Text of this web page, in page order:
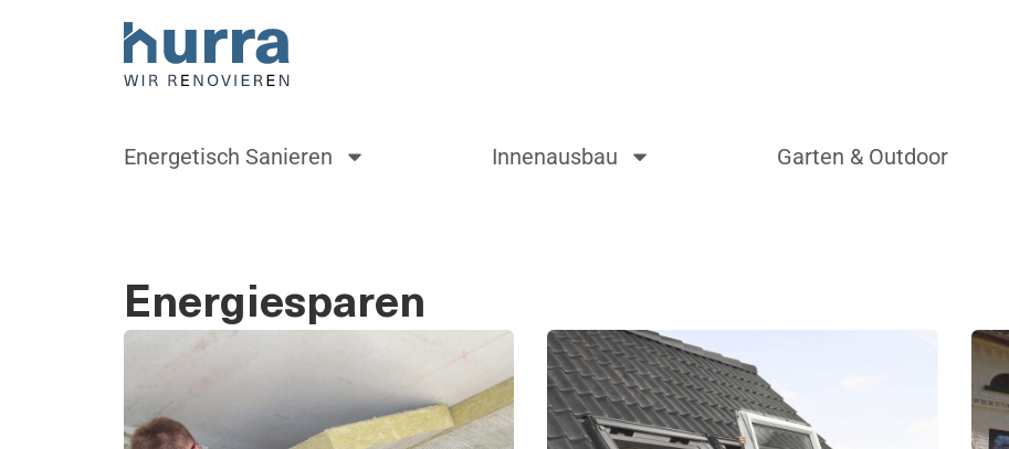
Energetisch Sanieren Innenausbau Garten & Outdoor
Energiesparen